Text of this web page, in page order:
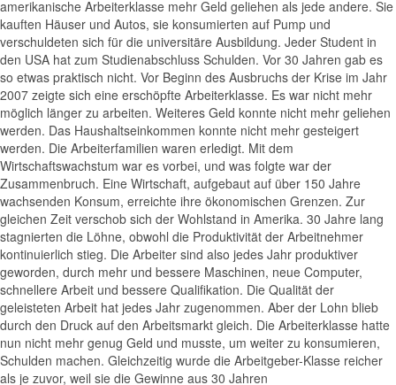
amerikanische Arbeiterklasse mehr Geld geliehen als jede andere. Sie
kauften Häuser und Autos, sie konsumierten auf Pump und
verschuldeten sich für die universitäre Ausbildung. Jeder Student in
den USA hat zum Studienabschluss Schulden. Vor 30 Jahren gab es
so etwas praktisch nicht. Vor Beginn des Ausbruchs der Krise im Jahr
2007 zeigte sich eine erschöpfte Arbeiterklasse. Es war nicht mehr
möglich länger zu arbeiten. Weiteres Geld konnte nicht mehr geliehen
werden. Das Haushaltseinkommen konnte nicht mehr gesteigert
werden. Die Arbeiterfamilien waren erledigt. Mit dem
Wirtschaftswachstum war es vorbei, und was folgte war der
Zusammenbruch. Eine Wirtschaft, aufgebaut auf über 150 Jahre
wachsenden Konsum, erreichte ihre ökonomischen Grenzen. Zur
gleichen Zeit verschob sich der Wohlstand in Amerika. 30 Jahre lang
stagnierten die Löhne, obwohl die Produktivität der Arbeitnehmer
kontinuierlich stieg. Die Arbeiter sind also jedes Jahr produktiver
geworden, durch mehr und bessere Maschinen, neue Computer,
schnellere Arbeit und bessere Qualifikation. Die Qualität der
geleisteten Arbeit hat jedes Jahr zugenommen. Aber der Lohn blieb
durch den Druck auf den Arbeitsmarkt gleich. Die Arbeiterklasse hatte
nun nicht mehr genug Geld und musste, um weiter zu konsumieren,
Schulden machen. Gleichzeitig wurde die Arbeitgeber-Klasse reicher
als je zuvor, weil sie die Gewinne aus 30 Jahren